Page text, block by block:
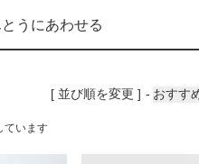
うにあわせる
[ 並び順を変更 ] おすす
ています